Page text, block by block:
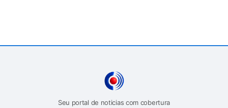
Seu portal de noticias com cobertura